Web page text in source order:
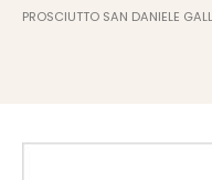
PROSCIUTTO SAN DANIELE